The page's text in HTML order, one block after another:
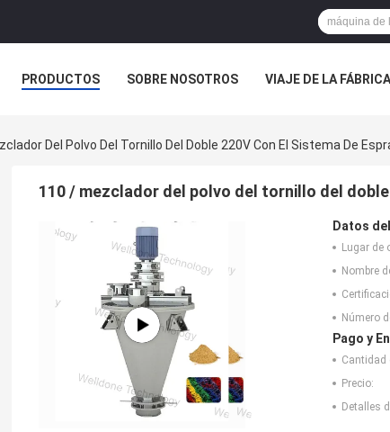
PRODUCTOS SOBRE NOSOTROS VIAJE DE LA FÁBRICA
Del Polvo Del Tornillo Del Doble 220V Con El Sistema De
110 / mezclador del polvo del tornillo del
Datos
Lugar de
Nombre
Número
Pago y
Cantidad
Precio:
Detalles